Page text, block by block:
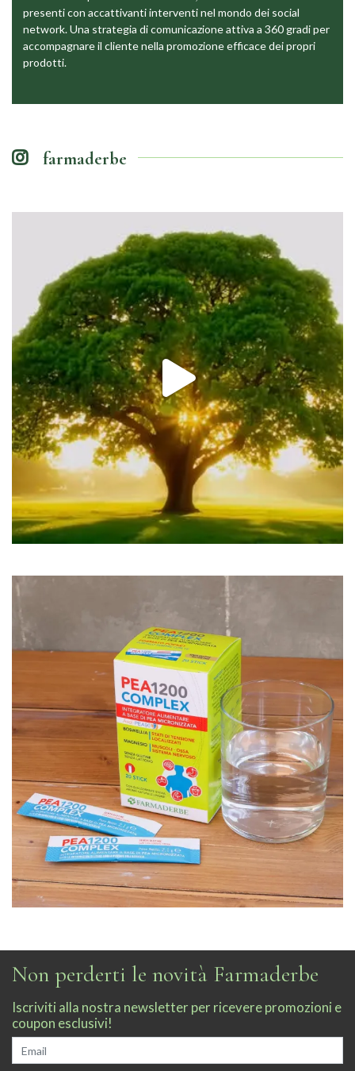
presenti con accattivanti interventi nel mondo dei social
network. Una strategia di comunicazione attiva a 360 gradi per
accompagnare il cliente nella promozione efficace dei propri
prodotti.
farmaderbe
Non perderti le novità Farmaderbe
Iscriviti alla nostra newsletter per ricevere promozioni e
coupon esclusivi!